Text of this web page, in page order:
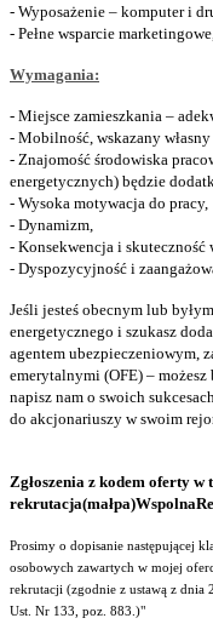
- Wyposażenie – komputer i
- Pełne wsparcie marketingowe,
Wymagania:
- Miejsce zamieszkania –
- Mobilność, wskazany własny
- Znajomość środowiska
energetycznych) będzie
- Wysoka motywacja do pracy,
- Dynamizm,
- Konsekwencja i skuteczność
- Dyspozycyjność i
Jeśli jesteś obecnym lub
energetycznego i szukasz
agentem ubezpieczeniowym,
emerytalnymi (OFE) –
napisz nam o swoich
do akcjonariuszy w swoim
Zgłoszenia z kodem oferty w
Prosimy o dopisanie następującej
osobowych zawartych w mojej
rekrutacji (zgodnie z ustawą z dnia
Ust. Nr 133, poz. 883.)"